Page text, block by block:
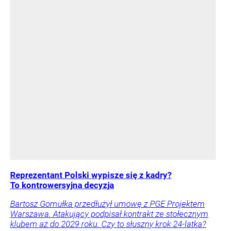
Reprezentant Polski wypisze się z kadry?
To kontrowersyjna decyzja
Bartosz Gomułka przedłużył umowę z PGE Projektem
Warszawa. Atakujący podpisał kontrakt ze stołecznym
klubem aż do 2029 roku. Czy to słuszny krok 24-latka?